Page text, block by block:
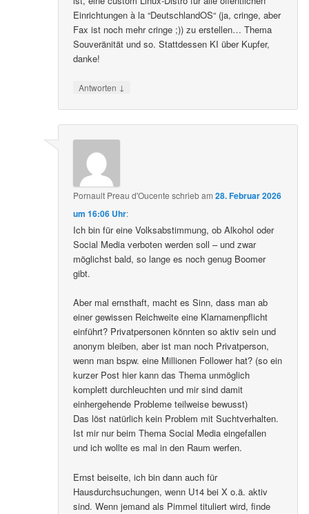
Einrichtungen à la “DeutschlandOS“ (ja, cringe, aber
Fax ist noch mehr cringe ;)) zu erstellen… Thema
Souveränität und so. Stattdessen KI über Kupfer,
danke!
Antworten ↓
Pornault Preau d'Oucente schriebam28. Februar 2026
um 16:06 Uhr:
Ich bin für eine Volksabstimmung, ob Alkohol oder
Social Media verboten werden soll – und zwar
möglichst bald, so lange es noch genug Boomer
gibt.
Aber mal ernsthaft, macht es Sinn, dass man ab
einer gewissen Reichweite eine Klarnamenpflicht
einführt? Privatpersonen könnten so aktiv sein und
anonym bleiben, aber ist man noch Privatperson,
wenn man bspw. eine Millionen Follower hat? (so ein
kurzer Post hier kann das Thema unmöglich
komplett durchleuchten und mir sind damit
einhergehende Probleme teilweise bewusst)
Das löst natürlich kein Problem mit Suchtverhalten.
Ist mir nur beim Thema Social Media eingefallen
und ich wollte es mal in den Raum werfen.
Ernst beiseite, ich bin dann auch für
Hausdurchsuchungen, wenn U14 bei X o.ä. aktiv
sind. Wenn jemand als Pimmel tituliert wird, finde